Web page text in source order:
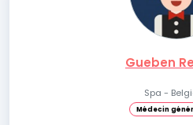
Gueben
Spa -
Médecin